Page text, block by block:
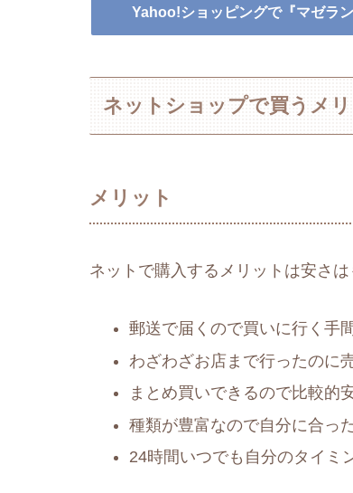
Yahoo!ショッピングで『マゼラ
ネットショップで買うメ
メリット
ネットで購入するメリットは安さ
郵送で届くので買いに行く手
わざわざお店まで行ったのに
まとめ買いできるので比較的
種類が豊富なので自分に合っ
24時間いつでも自分のタイミ